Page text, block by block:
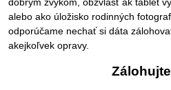
alebo ako úložisko rodinných
odporúčame nechať si dáta
akejkoľvek opravy.